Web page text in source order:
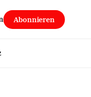
Abonnieren